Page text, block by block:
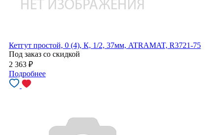
Кетгут простой, 0 (4), К, 1/2, 37мм, ATRAMAT, R3721-75
Под заказ со скидкой
2 363 ₽
Подробнее